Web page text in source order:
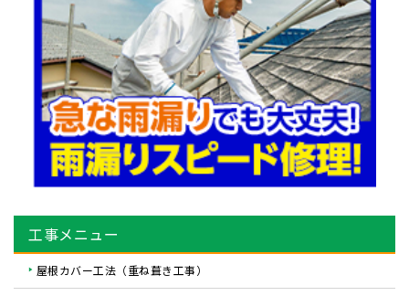
工事メニュー
屋根カバー工法（重ね葺き工事）